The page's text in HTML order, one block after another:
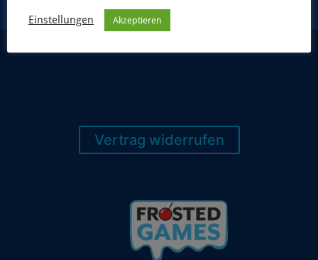
Vertrag widerrufen
Einstellungen Akzeptieren